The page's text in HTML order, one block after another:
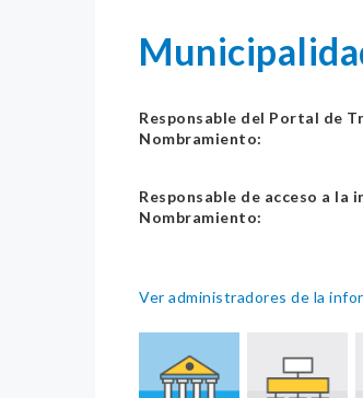
Responsable del Portal de
Nombramiento:
Responsable de acceso a la
Nombramiento:
Ver administradores de la